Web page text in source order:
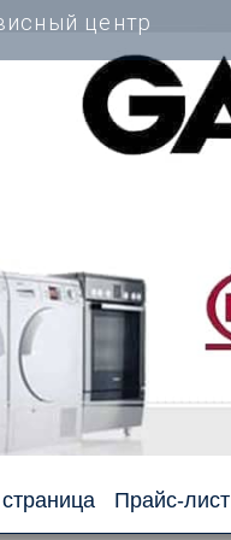
центр
Прайс-лист